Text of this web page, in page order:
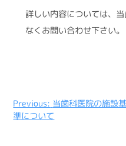
詳しい内容については、
なくお問い合わせ下さい。
投
稿
Previous: 当歯科医院の施設基
準について